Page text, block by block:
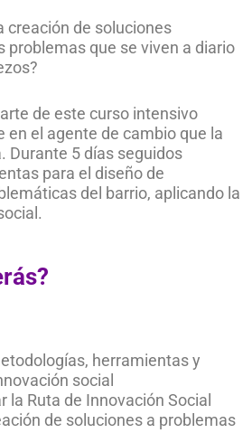
creación de soluciones
problemas que se viven a diario
de este curso intensivo
en el agente de cambio que la
Durante 5 días seguidos
para el diseño de
del barrio, aplicando la
herramientas y
social
la Ruta de Innovación Social
de soluciones a problemas